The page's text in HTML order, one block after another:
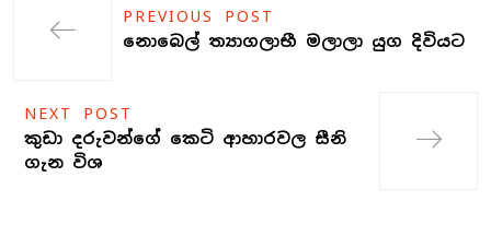
PREVIOUS POST
නොබෙල් ත්‍යාගලාභී මලාලා යුග දිවියට
NEXT POST
කුඩා දරුවන්ගේ කෙටි ආහාරවල සීනි
ගැන විශ